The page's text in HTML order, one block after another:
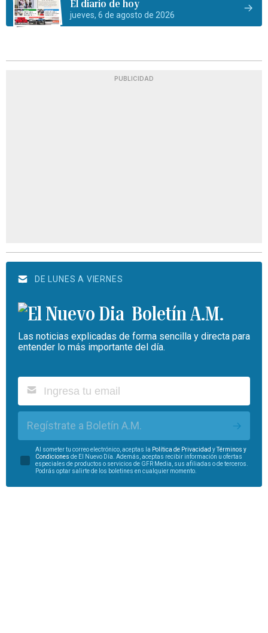
El diario de hoy
jueves, 6 de agosto de 2026
PUBLICIDAD
DE LUNES A VIERNES
Boletín A.M.
Las noticias explicadas de forma sencilla y directa para
entender lo más importante del día.
Regístrate a Boletín A.M.
Al someter tu correo electrónico, aceptas la Política de Privacidad yTérminos y
Condiciones de El Nuevo Día. Además, aceptas recibir información u ofertas
especiales de productos o servicios de GFR Media, sus afiliadas o de terceros.
Podrás optar salirte de los boletines en cualquier momento.